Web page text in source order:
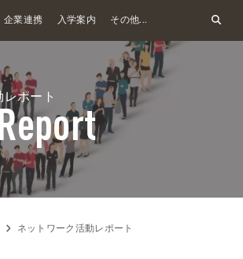
企業連携 入学案内 その他...
ポート
ネットワーク活動レポート